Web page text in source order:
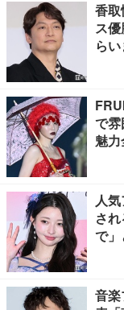
香
ス
ら
で
魅力
人
さ
で
音